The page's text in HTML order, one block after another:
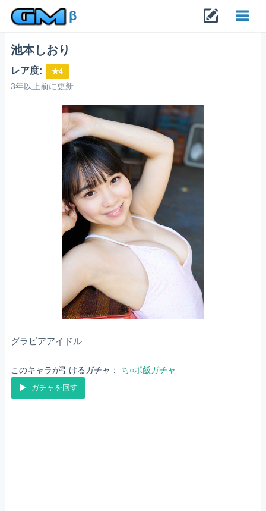
β
池本しおり
レア度: ★4
3年以上前に更新
グラビアアイドル
このキャラが引けるガチャ： ち○ポ飯ガチャ
ガチャを回す